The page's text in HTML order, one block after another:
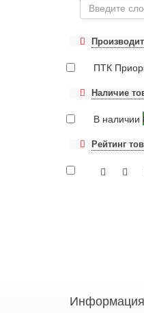
ПТК
Наличие
В наличии
Рейтинг
Информация